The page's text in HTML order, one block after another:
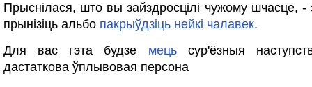
Прыснілася, што вы зайздросцілі чужому шчасце, -
прынізіць альбо пакрыўдзіць нейкі чалавек.
Для вас гэта будзе мецьсур'ёзныя
дастаткова ўплывовая персона